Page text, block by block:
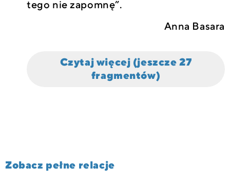
tego nie zapomnę”.
Anna Basara
Czytaj więcej (jeszcze 27
fragmentów)
Zobacz pełne relacje